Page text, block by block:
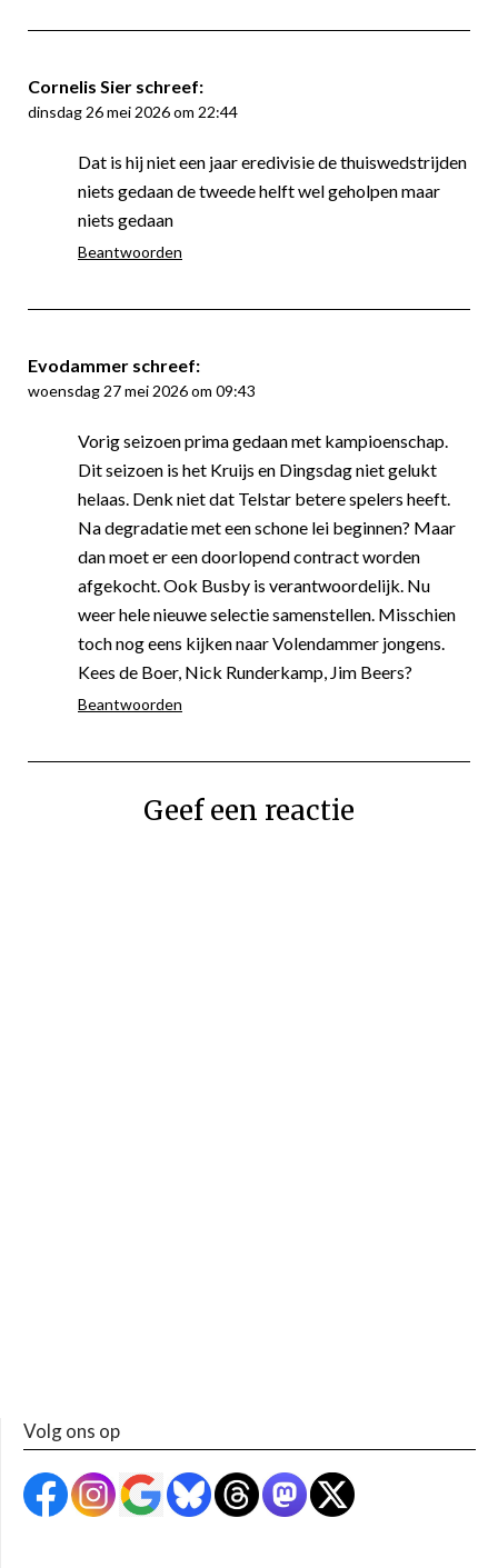
Cornelis Sier schreef:
dinsdag 26 mei 2026 om 22:44
Dat is hij niet een jaar eredivisie de thuiswedstrijden
niets gedaan de tweede helft wel geholpen maar
niets gedaan
Beantwoorden
Evodammer schreef:
woensdag 27 mei 2026 om 09:43
Vorig seizoen prima gedaan met kampioenschap.
Dit seizoen is het Kruijs en Dingsdag niet gelukt
helaas. Denk niet dat Telstar betere spelers heeft.
Na degradatie met een schone lei beginnen? Maar
dan moet er een doorlopend contract worden
afgekocht. Ook Busby is verantwoordelijk. Nu
weer hele nieuwe selectie samenstellen. Misschien
toch nog eens kijken naar Volendammer jongens.
Kees de Boer, Nick Runderkamp, Jim Beers?
Beantwoorden
Geef een reactie
Volg ons op